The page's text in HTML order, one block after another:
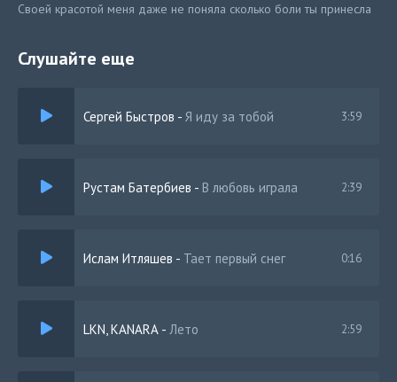
Своей красотой меня даже не поняла сколько боли ты принесла
Слушайте еще
Сергей Быстров - Я иду за тобой 3:59
Рустам Батербиев - В любовь играла 2:39
Ислам Итляшев - Тает первый снег 0:16
LKN, KANARA - Лето 2:59